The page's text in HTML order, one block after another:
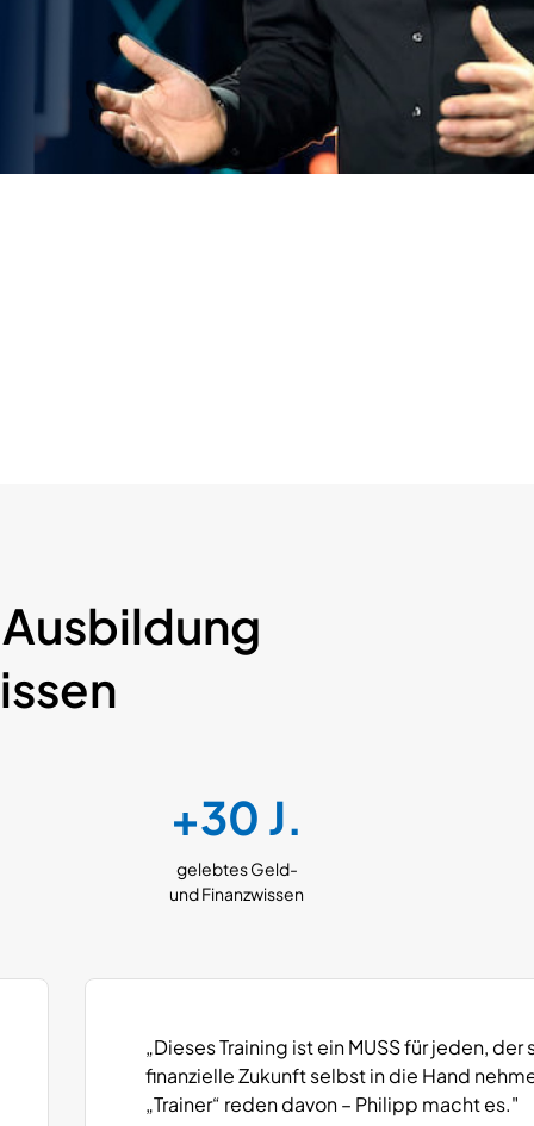
+30 J.
gelebtes Geld-
und Finanzwissen
„Dieses Training ist ein MUSS für jeden, der
finanzielle Zukunft selbst in die Hand
„Trainer“ reden davon – Philipp macht es."